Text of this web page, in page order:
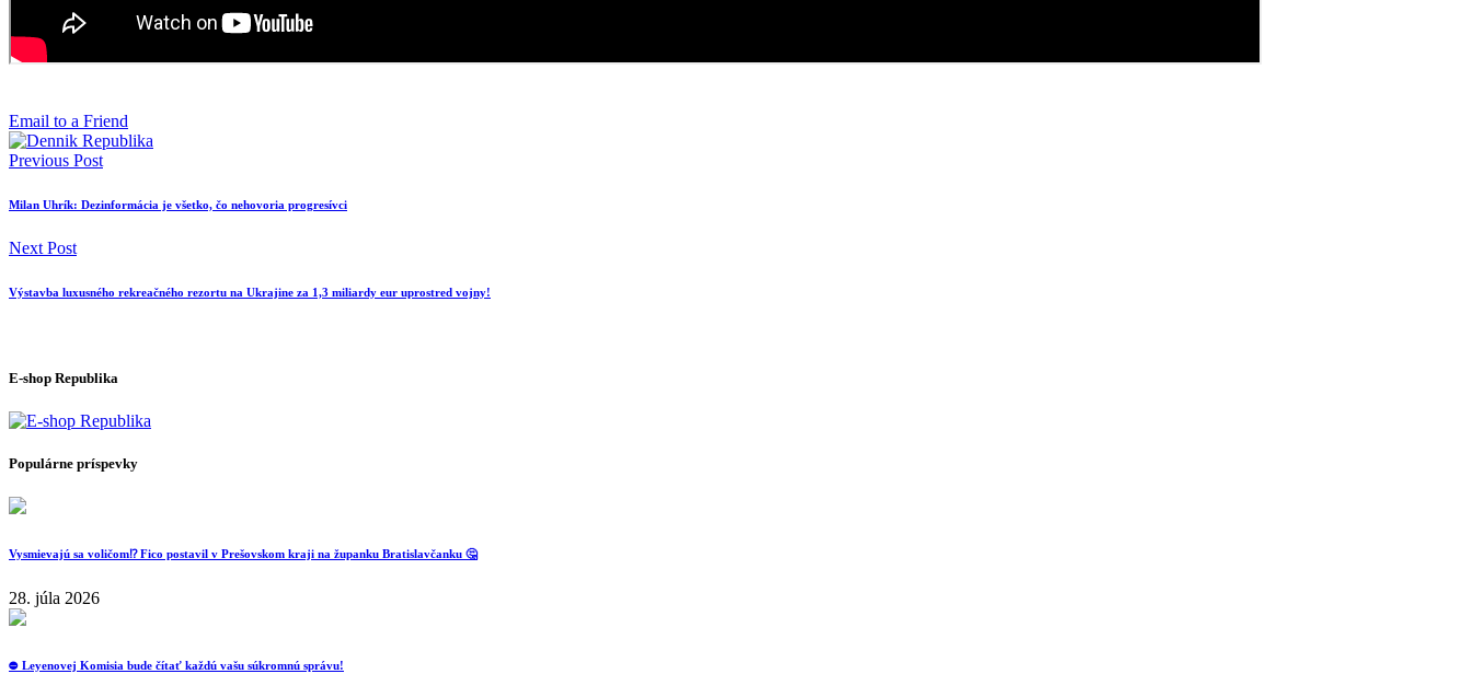
Email to a Friend
Previous Post
Milan Uhrík: Dezinformácia je všetko, čo nehovoria progresívci
Next Post
Výstavba luxusného rekreačného rezortu na Ukrajine za 1,3 miliardy eur uprostred vojny!
E-shop Republika
Populárne príspevky
Vysmievajú sa voličom⁉️ Fico postavil v Prešovskom kraji na županku Bratislavčanku 🤔
28. júla 2026
⛔️ Leyenovej Komisia bude čítať každú vašu súkromnú správu!